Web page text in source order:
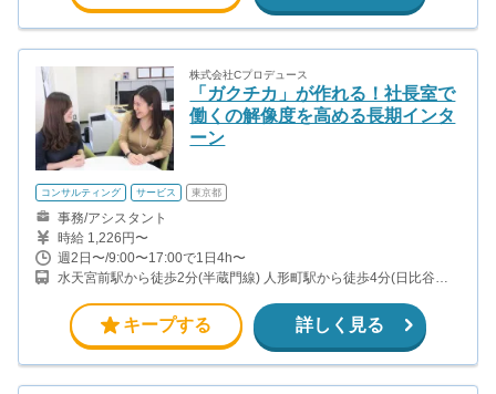
株式会社Cプロデュース
「ガクチカ」が作れる！社長室で
働くの解像度を高める長期インタ
ーン
コンサルティング サービス 東京都
事務/アシスタント
時給 1,226円〜
週2日〜/9:00〜17:00で1日4h〜
水天宮前駅から徒歩2分(半蔵門線) 人形町駅から徒歩4分(日比谷
ら徒歩13分(日比谷線)
キープする 詳しく見る